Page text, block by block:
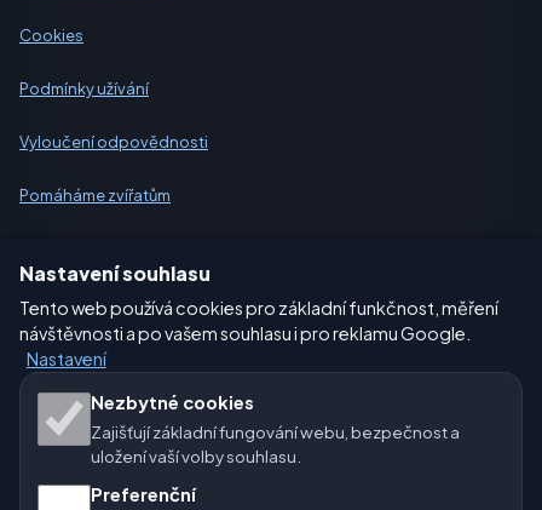
Cookies
Podmínky užívání
Vyloučení odpovědnosti
Pomáháme zvířatům
Nastavení
Naše weby o počasí:
🇨🇿 Česko 🇭🇷 Chorvatsko 🇧🇬 Bulharsko
🇩🇪🇦🇹🇨🇭 Německo / Rakousko / Švýcarsko
Nastavení souhlasu
Tento web používá cookies pro základní funkčnost, měření
návštěvnosti a po vašem souhlasu i pro reklamu Google.
Nastavení
Nezbytné cookies
Zajišťují základní fungování webu, bezpečnost a
uložení vaší volby souhlasu.
Preferenční